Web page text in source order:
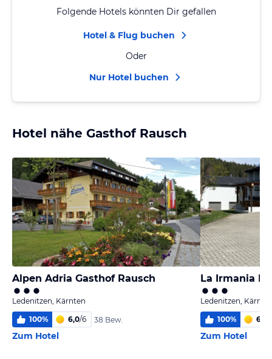
Folgende Hotels könnten Dir gefallen
Hotel & Flug buchen
Oder
Nur Hotel buchen
Hotel nähe Gasthof Rausch
Alpen Adria Gasthof Rausch
Ledenitzen, Kärnten
100% 6,0/6 38 Bew.
Zum Hotel
La Irmania
Ledenitzen,
100% 6,0
Zum Hotel